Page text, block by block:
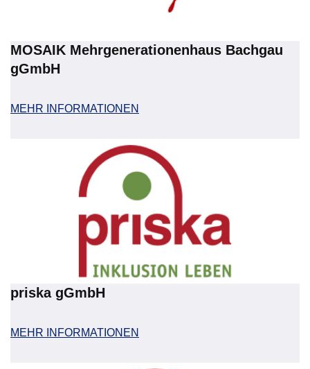
MOSAIK Mehrgenerationenhaus Bachgau
gGmbH
MEHR INFORMATIONEN
priska gGmbH
MEHR INFORMATIONEN